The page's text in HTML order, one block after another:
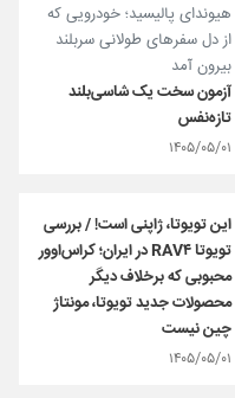
هیوندای پالیسید؛ خودرویی که
از دل سفرهای طولانی سربلند
بیرون آمد
آزمون سخت یک شاسی‌بلند
تازه‌نفس
۱۴۰۵/۰۵/۰۱
این تویوتا، ژاپنی است! / بررسی
تویوتا RAV۴ در ایران؛ کراس‌اوور
محبوبی که برخلاف دیگر
محصولات جدید تویوتا، مونتاژ
چین نیست
۱۴۰۵/۰۵/۰۱